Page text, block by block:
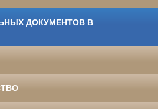
ДОКУМЕНТОВ В